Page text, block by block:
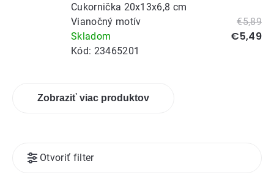
Cukornička 20x13x6,8 cm
Vianočný motív
Skladom
Kód: 23465201
€5,89
€5,49
Zobraziť viac produktov
Otvoriť filter
Výpis